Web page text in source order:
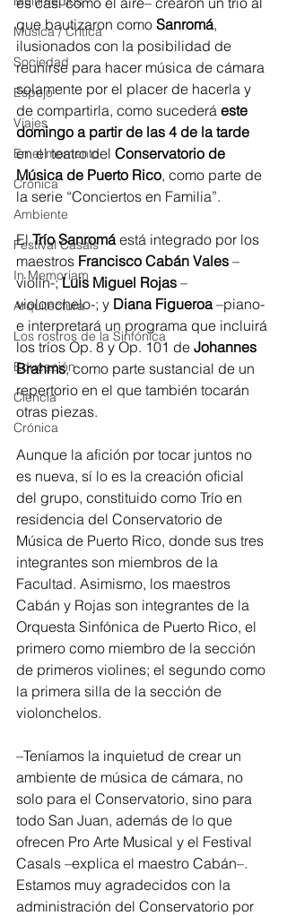
Música / Crítica
Sociedad
Espejo
Viajes
En el momento
Crónica
Ambiente
Festival Casals
In Memoriam
Arquitectura
Los rostros de la Sinfónica
Educación
Ciencia
Crónica
que bautizaron como Sanromá,
ilusionados con la posibilidad de
reunirse para hacer música de cámara
solamente por el placer de hacerla y
de compartirla, como sucederá este
domingo a partir de las 4 de la tarde
en el teatro del Conservatorio de
Música de Puerto Rico, como parte de
la serie “Conciertos en Familia”.
El Trío Sanromá está integrado por los
maestros Francisco Cabán Vales –
violín-; Luis Miguel Rojas –
violonchelo-; y Diana Figueroa –piano-
e interpretará un programa que incluirá
los tríos Op. 8 y Op. 101 de Johannes
Brahms, como parte sustancial de un
repertorio en el que también tocarán
otras piezas.
Aunque la afición por tocar juntos no
es nueva, sí lo es la creación oficial
del grupo, constituido como Trío en
residencia del Conservatorio de
Música de Puerto Rico, donde sus tres
integrantes son miembros de la
Facultad. Asimismo, los maestros
Cabán y Rojas son integrantes de la
Orquesta Sinfónica de Puerto Rico, el
primero como miembro de la sección
de primeros violines; el segundo como
la primera silla de la sección de
violonchelos.
–Teníamos la inquietud de crear un
ambiente de música de cámara, no
solo para el Conservatorio, sino para
todo San Juan, además de lo que
ofrecen Pro Arte Musical y el Festival
Casals –explica el maestro Cabán–.
Estamos muy agradecidos con la
administración del Conservatorio por